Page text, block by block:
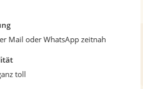
Mail oder WhatsApp zeitnah
toll